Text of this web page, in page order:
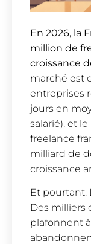
En 2026, la
million de
croissance
marché est
entreprises
jours en
salarié), et
freelance
milliard de
croissance
Et pourtant.
Des
plafonnent